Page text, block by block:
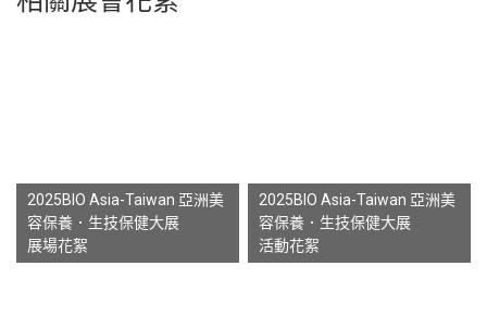
2025BIO Asia-Taiwan 亞洲美
容保養．生技保健大展
展場花絮
2025BIO Asia-Taiwan 亞洲美
容保養．生技保健大展
活動花絮